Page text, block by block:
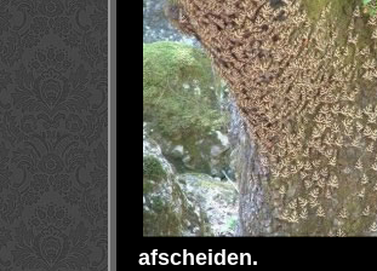
afscheiden.